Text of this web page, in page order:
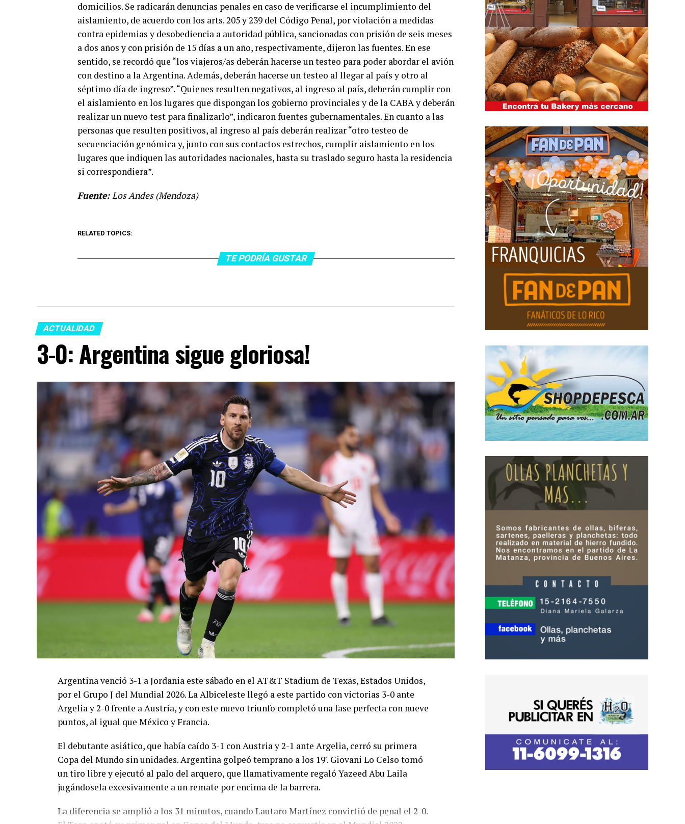
domicilios. Se radicarán denuncias penales en caso de verificarse el incumplimiento del
aislamiento, de acuerdo con los arts. 205 y 239 del Código Penal, por violación a medidas
contra epidemias y desobediencia a autoridad pública, sancionadas con prisión de seis meses
a dos años y con prisión de 15 días a un año, respectivamente, dijeron las fuentes. En ese
sentido, se recordó que “los viajeros/as deberán hacerse un testeo para poder abordar el avión
con destino a la Argentina. Además, deberán hacerse un testeo al llegar al país y otro al
séptimo día de ingreso”. “Quienes resulten negativos, al ingreso al país, deberán cumplir con
el aislamiento en los lugares que dispongan los gobierno provinciales y de la CABA y deberán
realizar un nuevo test para finalizarlo”, indicaron fuentes gubernamentales. En cuanto a las
personas que resulten positivos, al ingreso al país deberán realizar “otro testeo de
secuenciación genómica y, junto con sus contactos estrechos, cumplir aislamiento en los
lugares que indiquen las autoridades nacionales, hasta su traslado seguro hasta la residencia
si correspondiera”.
Fuente:Los Andes (Mendoza)
RELATED TOPICS:
TE PODRÍA GUSTAR
ACTUALIDAD
3-0: Argentina sigue gloriosa!
Argentina venció 3-1 a Jordania este sábado en el AT&T Stadium de Texas, Estados Unidos,
por el Grupo J del Mundial 2026. La Albiceleste llegó a este partido con victorias 3-0 ante
Argelia y 2-0 frente a Austria, y con este nuevo triunfo completó una fase perfecta con nueve
puntos, al igual que México y Francia.
El debutante asiático, que había caído 3-1 con Austria y 2-1 ante Argelia, cerró su primera
Copa del Mundo sin unidades. Argentina golpeó temprano a los 19′. Giovani Lo Celso tomó
un tiro libre y ejecutó al palo del arquero, que llamativamente regaló Yazeed Abu Laila
jugándosela excesivamente a un remate por encima de la barrera.
La diferencia se amplió a los 31 minutos, cuando Lautaro Martínez convirtió de penal el 2-0.